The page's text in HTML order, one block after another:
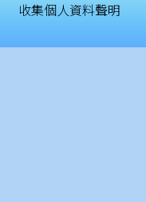
收集個人資料聲明